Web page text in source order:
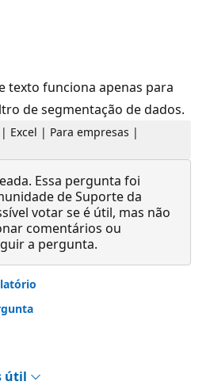
texto funciona apenas para
de segmentação de dados.
Excel | Para empresas |
Essa pergunta foi
de Suporte da
votar se é útil, mas não
comentários ou
a pergunta.
útil